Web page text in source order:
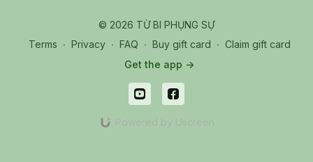
© 2026 TỪ BI PHỤNG SỰ
Terms ∙ Privacy ∙ FAQ ∙ Buy gift card ∙ Claim gift card
Get the app ->
Powered by Uscreen